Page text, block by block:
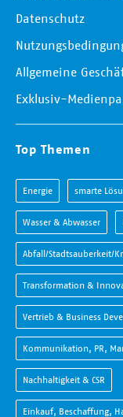
Datenschutz
Allgemeine
Exklusiv-
Top Themen
Energie smarte
Wasser & Abwasser
Abfall/Stadtsauberkeit/
Transformation &
Vertrieb & Business
Kommunikation, PR,
Nachhaltigkeit & CSR
Einkauf, Beschaffung,